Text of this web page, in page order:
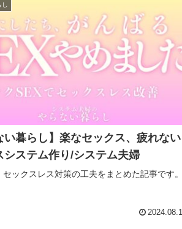
い暮らし】楽なセックス、疲れない
システム作り/システム夫婦
セックスレス対策の工夫をまとめた記事です